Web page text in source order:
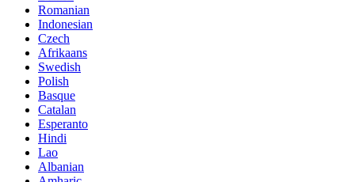
Romanian
Indonesian
Czech
Afrikaans
Swedish
Polish
Basque
Catalan
Esperanto
Hindi
Lao
Albanian